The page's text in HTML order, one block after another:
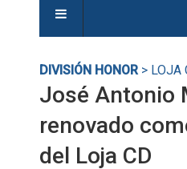
DIVISIÓN HONOR> LOJA
José Antonio
renovado
del Loja CD